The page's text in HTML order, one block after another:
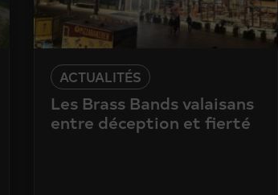
ACTUALITÉS
Les Brass Bands valaisans
entre déception et fierté